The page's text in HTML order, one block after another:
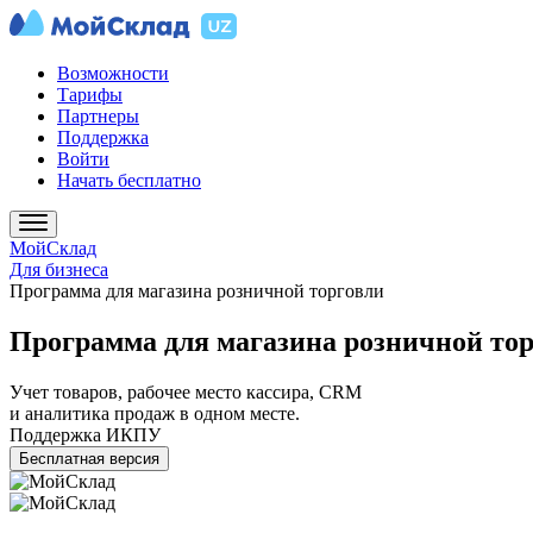
Возможности
Тарифы
Партнеры
Поддержка
Войти
Начать бесплатно
МойСклад
Для бизнеса
Программа для магазина розничной торговли
Программа для магазина розничной
Учет товаров, рабочее место кассира, CRM
и аналитика продаж в одном месте.
Поддержка ИКПУ
Бесплатная версия